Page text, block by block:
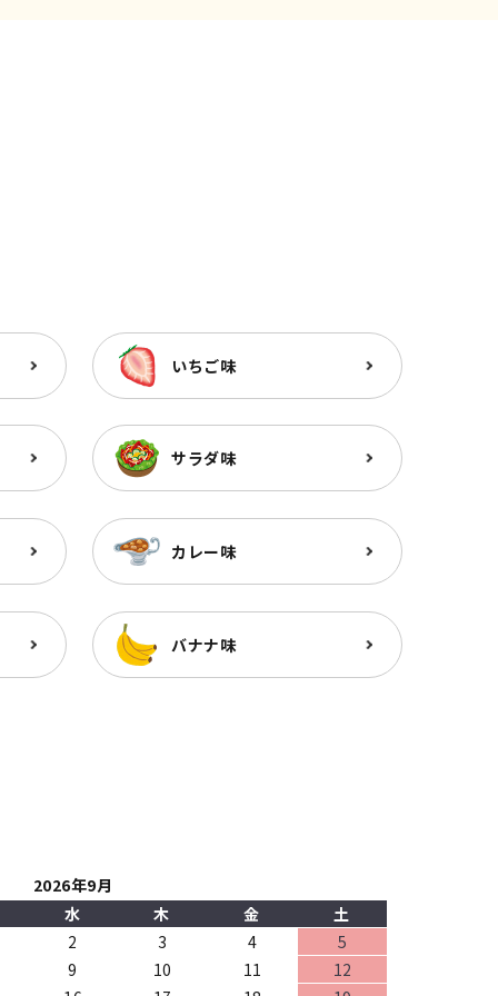
いちご味
サラダ味
カレー味
バナナ味
2026年9月
水 木 金
土
2 3 4
5
9 10 11
12